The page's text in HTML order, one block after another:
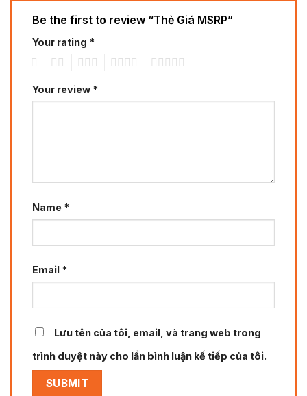
Be the first to review “Thẻ Giá MSRP”
Your rating *
Your review *
Name *
Email *
Lưu tên của tôi, email, và trang web trong
trình duyệt này cho lần bình luận kế tiếp của tôi.